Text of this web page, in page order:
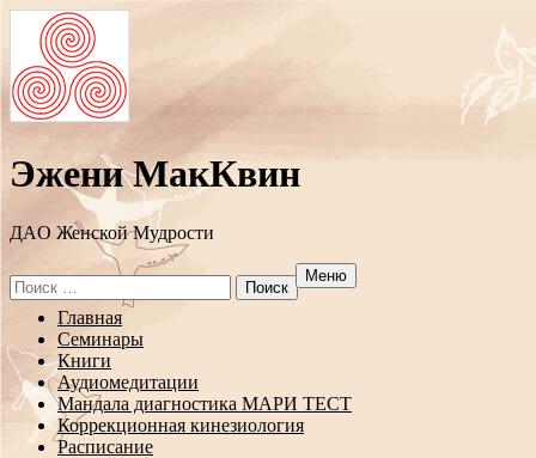
Эжени МакКвин
ДAO Женской Мудрости
Search
for:
Меню
Перейти
содержанию
Главная
Семинары
Книги
Аудиомедитации
Мандала диагностика МАРИ ТЕСТ
Коррекционная кинезиология
Расписание